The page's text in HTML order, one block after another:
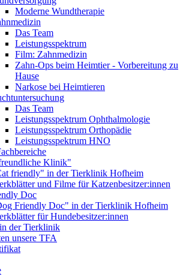
Moderne Wundtherapie
Das Team
Leistungsspektrum
Film: Zahnmedizin
Zahn-Ops beim Heimtier - Vorbereitung zu
Hause
Narkose bei Heimtieren
Das Team
Leistungsspektrum Ophthalmologie
Leistungsspektrum Orthopädie
Leistungsspektrum HNO
Klinik"
friendly" in der Tierklinik Hofheim
und Filme für Katzenbesitzer:innen
Doc
Friendly Doc" in der Tierklinik Hofheim
für Hundebesitzer:innen
der Tierklinik
unsere TFA